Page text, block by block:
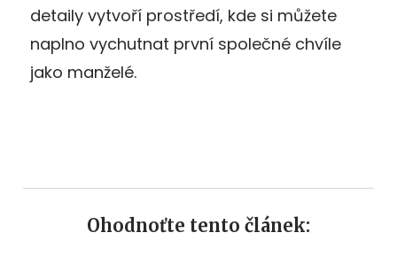
detaily vytvoří prostředí, kde si můžete
naplno vychutnat první společné chvíle
jako manželé.
Ohodnoťte tento článek: